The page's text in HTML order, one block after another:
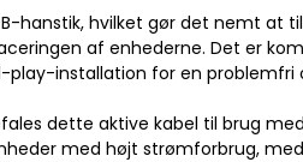
B-hanstik, hvilket gør det nemt
af enhederne. Det er
play-installation for en
dette aktive kabel til brug
med højt strømforbrug,